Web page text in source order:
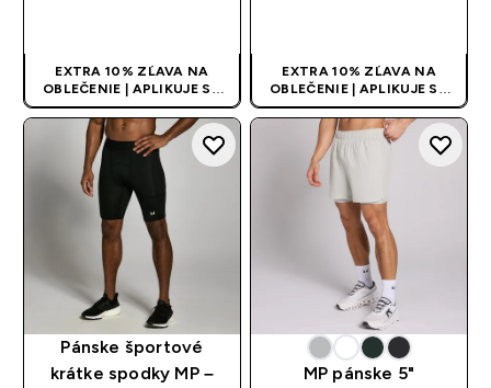
EXTRA 10% ZĽAVA NA
OBLEČENIE | APLIKUJE SA
AUTOMATICKY PRI KÚPE 3
KS
EXTRA 10% ZĽAVA NA
OBLEČENIE | APLIKUJE SA
AUTOMATICKY PRI KÚPE 3
KS
Pánske športové
krátke spodky MP –
MP pánske 5"